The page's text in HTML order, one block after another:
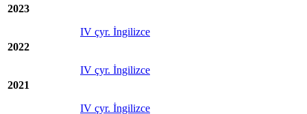
2023
IV çyr. İngilizce
2022
IV çyr. İngilizce
2021
IV çyr. İngilizce